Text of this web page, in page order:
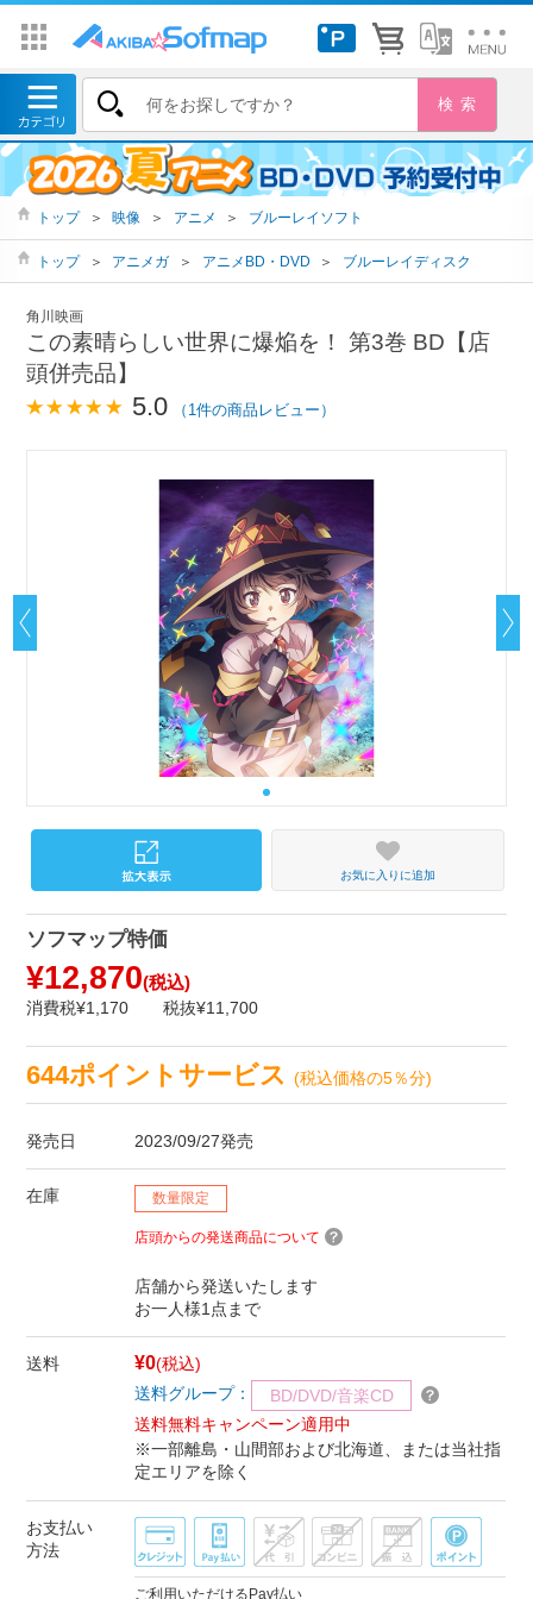
トップ ＞ 映像 ＞ アニメ ＞ ブルーレイソフト
トップ ＞ アニメガ ＞ アニメBD・DVD ＞ ブルーレイディスク
角川映画
この素晴らしい世界に爆焔を！ 第3巻 BD【店
頭併売品】
5.0 （1件の商品レビュー）
お気に入りに追加
ソフマップ特価
¥12,870(税込)
消費税¥1,170 税抜¥11,700
644ポイントサービス(税込価格の5％分)
発売日 2023/09/27発売
在庫 数量限定
店頭からの発送商品について
店舗から発送いたします
お一人様1点まで
送料 ¥0(税込)
送料グループ：
BD/DVD/音楽CD
送料無料キャンペーン適用中
※一部離島・山間部および北海道、または当社指
定エリアを除く
お支払い
方法
ご利用いただけるPay払い